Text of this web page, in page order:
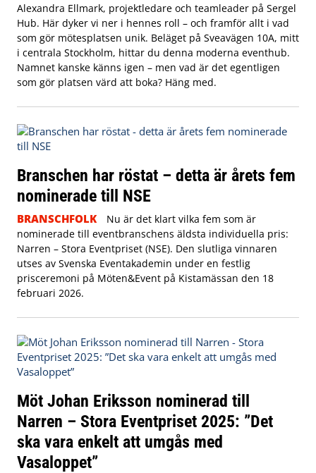
Alexandra Ellmark, projektledare och teamleader på Sergel
Hub. Här dyker vi ner i hennes roll – och framför allt i vad
som gör mötesplatsen unik. Beläget på Sveavägen 10A, mitt
i centrala Stockholm, hittar du denna moderna eventhub.
Namnet kanske känns igen – men vad är det egentligen
som gör platsen värd att boka? Häng med.
Branschen har röstat – detta är årets fem
nominerade till NSE
BRANSCHFOLK
Nu är det klart vilka fem som är
nominerade till eventbranschens äldsta individuella pris:
Narren – Stora Eventpriset (NSE). Den slutliga vinnaren
utses av Svenska Eventakademin under en festlig
prisceremoni på Möten&Event på Kistamässan den 18
februari 2026.
Möt Johan Eriksson nominerad till
Narren – Stora Eventpriset 2025: ”Det
ska vara enkelt att umgås med
Vasaloppet”